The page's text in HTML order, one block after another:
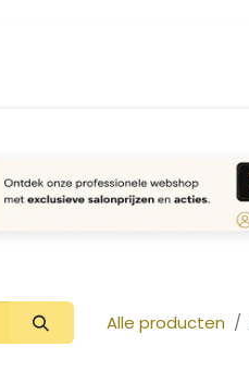
Alle producten